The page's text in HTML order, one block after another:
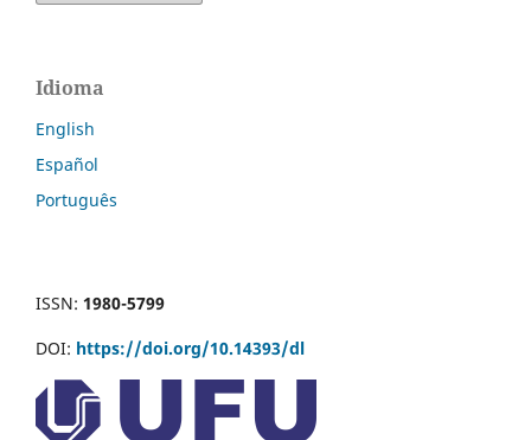
Idioma
English
Español
Português
ISSN: 1980-5799
DOI: https://doi.org/10.14393/dl